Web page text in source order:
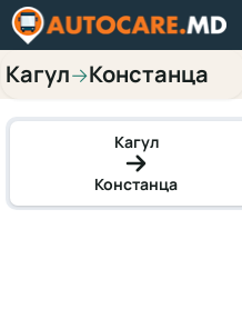
Кагул→Констанца
Кагул
Констанца